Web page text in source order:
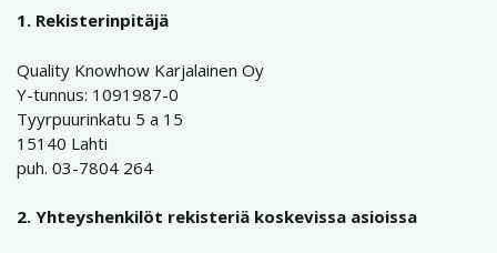
1. Rekisterinpitäjä
Quality Knowhow Karjalainen Oy
Y-tunnus: 1091987-0
Tyyrpuurinkatu 5 a 15
15140 Lahti
puh. 03-7804 264
2. Yhteyshenkilöt rekisteriä koskevissa asioissa